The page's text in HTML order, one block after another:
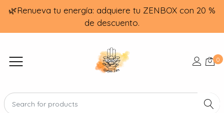
🌿Renueva tu energía: adquiere tu ZENBOX con 20 %
de descuento.
0